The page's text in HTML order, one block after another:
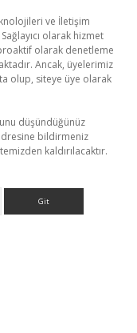
ve İletişim
olarak hizmet
olarak denetleme
Ancak, üyelerimiz
olup, siteye üye olarak
düşündüğünüz
bildirmeniz
kaldırılacaktır.